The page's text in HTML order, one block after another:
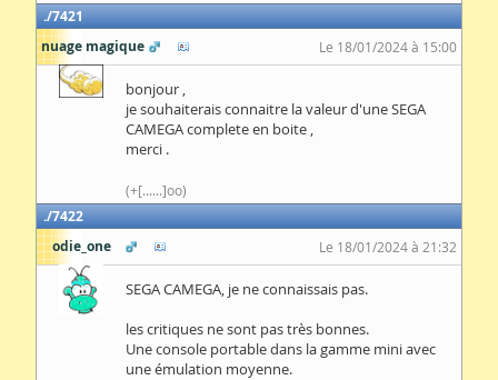
7421
nuage magique
Le 18/01/2024 à 15:00
bonjour ,
je souhaiterais connaitre la valeur d'une SEGA
CAMEGA complete en boite ,
merci .
(+[......]oo)
7422
odie_one
Le 18/01/2024 à 21:32
SEGA CAMEGA, je ne connaissais pas.
les critiques ne sont pas très bonnes.
Une console portable dans la gamme mini avec
une émulation moyenne.